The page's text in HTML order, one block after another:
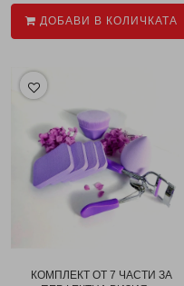
ДОБАВИ В КОЛИЧКАТА
КОМПЛЕКТ ОТ 7 ЧАСТИ ЗА